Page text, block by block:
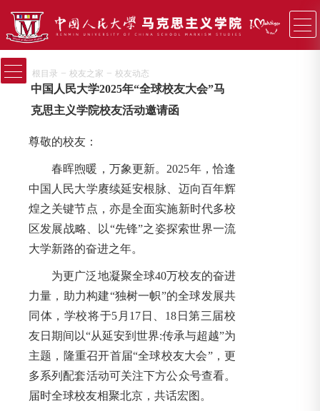
根目录 − 校友之家 − 校友动态
中国人民大学2025年“全球校友大会”马
克思主义学院校友活动邀请函
尊敬的校友：
春晖煦暖，万象更新。2025年，恰逢
中国人民大学赓续延安根脉、迈向百年辉
煌之关键节点，亦是全面实施新时代多校
区发展战略、以“先锋”之姿探索世界一流
大学新路的奋进之年。
为更广泛地凝聚全球40万校友的奋进
力量，助力构建“独树一帜”的全球发展共
同体，学校将于5月17日、18日第三届校
友日期间以“从延安到世界:传承与超越”为
主题，隆重召开首届“全球校友大会”，更
多系列配套活动可关注下方公众号查看。
届时全球校友相聚北京，共话宏图。